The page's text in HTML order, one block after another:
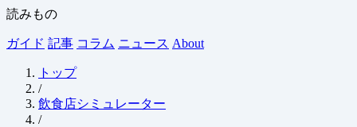
読みもの
ガイド 記事 コラム ニュース About
トップ
/
飲食店シミュレーター
/